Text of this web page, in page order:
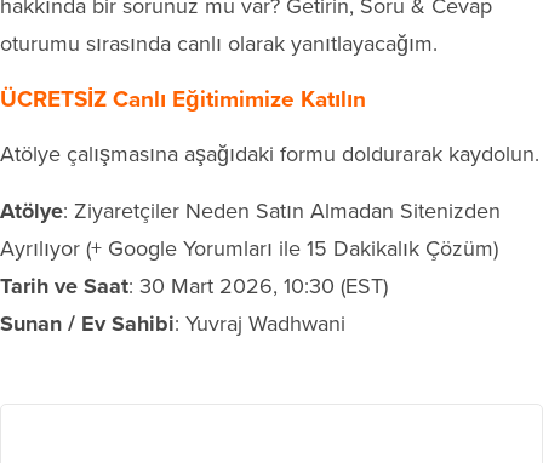
oturumu sırasında canlı olarak yanıtlayacağım.
ÜCRETSİZ Canlı Eğitimimize Katılın
Atölye çalışmasına aşağıdaki formu doldurarak kaydolun.
Atölye: Ziyaretçiler Neden Satın Almadan Sitenizden
Ayrılıyor (+ Google Yorumları ile 15 Dakikalık Çözüm)
Tarih ve Saat: 30 Mart 2026, 10:30 (EST)
Sunan / Ev Sahibi: Yuvraj Wadhwani